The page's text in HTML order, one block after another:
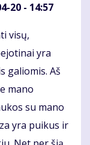
20 - 14:57
visų,
yra
galiomis. Aš
mano
su mano
yra puikus ir